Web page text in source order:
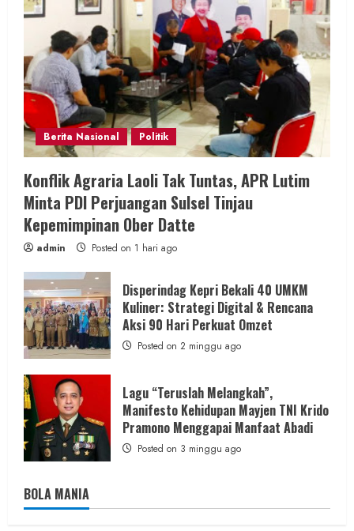
Berita Nasional Politik
Konflik Agraria Laoli Tak Tuntas, APR Lutim
Minta PDI Perjuangan Sulsel Tinjau
Kepemimpinan Ober Datte
admin Posted on 1 hari ago
Disperindag Kepri Bekali 40 UMKM
Kuliner: Strategi Digital & Rencana
Aksi 90 Hari Perkuat Omzet
Posted on 2 minggu ago
Lagu “Teruslah Melangkah”,
Manifesto Kehidupan Mayjen TNI Krido
Pramono Menggapai Manfaat Abadi
Posted on 3 minggu ago
BOLA MANIA